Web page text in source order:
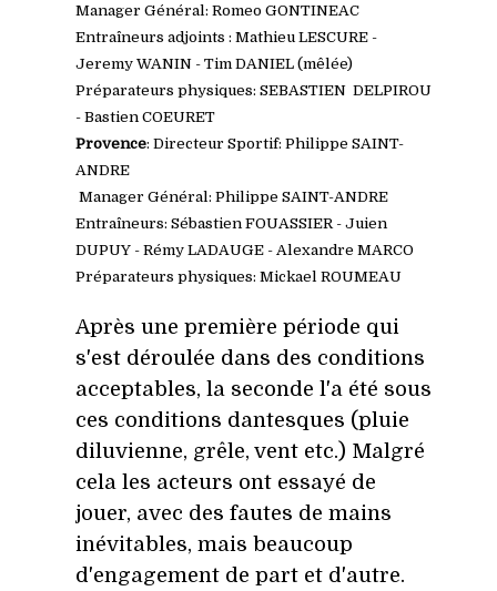
Manager Général: Romeo GONTINEAC
Entraîneurs adjoints : Mathieu LESCURE -
Jeremy WANIN - Tim DANIEL (mêlée)
Préparateurs physiques: SEBASTIEN DELPIROU
- Bastien COEURET
Provence: Directeur Sportif: Philippe SAINT-
ANDRE
Manager Général: Philippe SAINT-ANDRE
Entraîneurs: Sébastien FOUASSIER - Juien
DUPUY - Rémy LADAUGE - Alexandre MARCO
Préparateurs physiques: Mickael ROUMEAU
Après une première période qui
s'est déroulée dans des conditions
acceptables, la seconde l'a été sous
ces conditions dantesques (pluie
diluvienne, grêle, vent etc.) Malgré
cela les acteurs ont essayé de
jouer, avec des fautes de mains
inévitables, mais beaucoup
d'engagement de part et d'autre.